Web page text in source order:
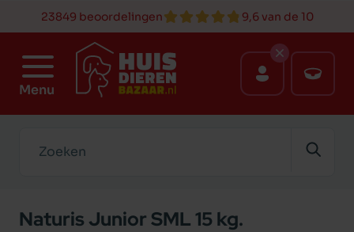
23849 beoordelingen 9,6 van de 10
Menu
Naturis Junior SML 15 kg.